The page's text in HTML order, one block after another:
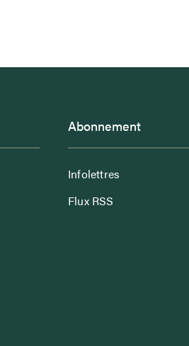
Abonnement
Infolettres
Flux RSS